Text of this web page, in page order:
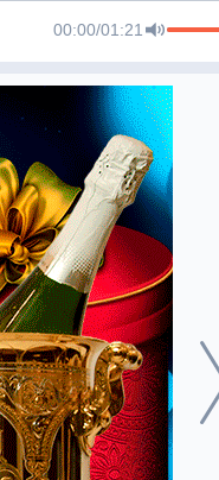
00:00/01:21